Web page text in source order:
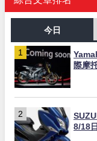
今日
際摩
8/18